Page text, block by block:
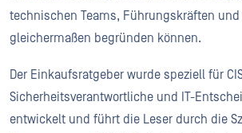
technischen Teams, Führungskräften
gleichermaßen begründen können.
Der Einkaufsratgeber wurde speziell für
Sicherheitsverantwortliche und IT-
entwickelt und führt die Leser durch die